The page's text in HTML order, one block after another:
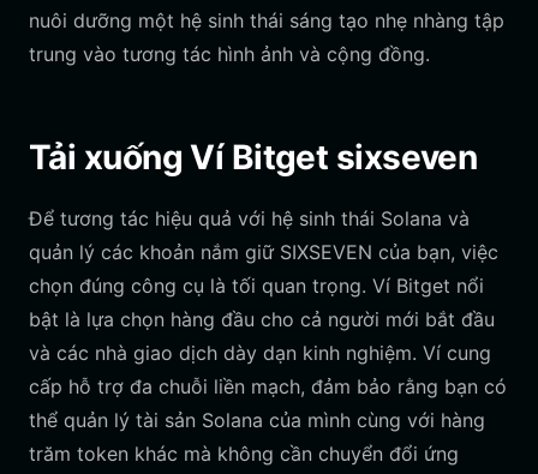
nuôi dưỡng một hệ sinh thái sáng tạo nhẹ nhàng tập
trung vào tương tác hình ảnh và cộng đồng.
Tải xuống Ví Bitget sixseven
Để tương tác hiệu quả với hệ sinh thái Solana và
quản lý các khoản nắm giữ SIXSEVEN của bạn, việc
chọn đúng công cụ là tối quan trọng. Ví Bitget nổi
bật là lựa chọn hàng đầu cho cả người mới bắt đầu
và các nhà giao dịch dày dạn kinh nghiệm. Ví cung
cấp hỗ trợ đa chuỗi liền mạch, đảm bảo rằng bạn có
thể quản lý tài sản Solana của mình cùng với hàng
trăm token khác mà không cần chuyển đổi ứng